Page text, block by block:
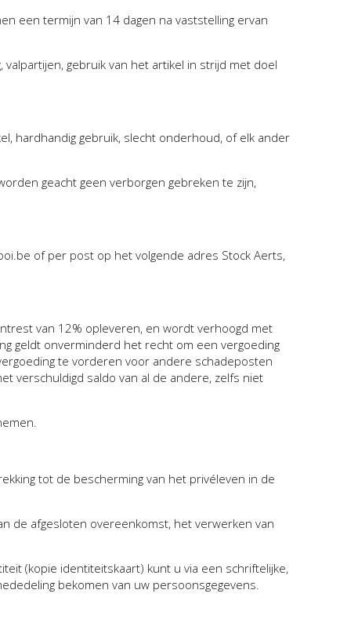
een termijn van 14 dagen na vaststelling ervan
gebruik van het artikel in strijd met doel
hardhandig gebruik, slecht onderhoud, of elk ander
geacht geen verborgen gebreken te zijn,
of per post op het volgende adres Stock Aerts,
van 12% opleveren, en wordt verhoogd met
geldt onverminderd het recht om een vergoeding
te vorderen voor andere schadeposten
verschuldigd saldo van al de andere, zelfs niet
tot de bescherming van het privéleven in de
de afgesloten overeenkomst, het verwerken van
(kopie identiteitskaart) kunt u via een schriftelijke,
bekomen van uw persoonsgegevens.